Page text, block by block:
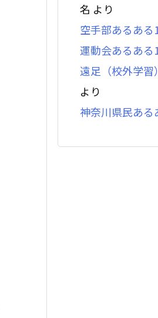
名 より
空手部あるある
運動会あるある
遠足（校外学習
より
神奈川県民ある